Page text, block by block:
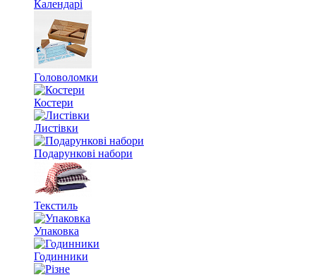
Календарі
Головоломки
Костери
Листівки
Подарункові набори
Текстиль
Упаковка
Годинники